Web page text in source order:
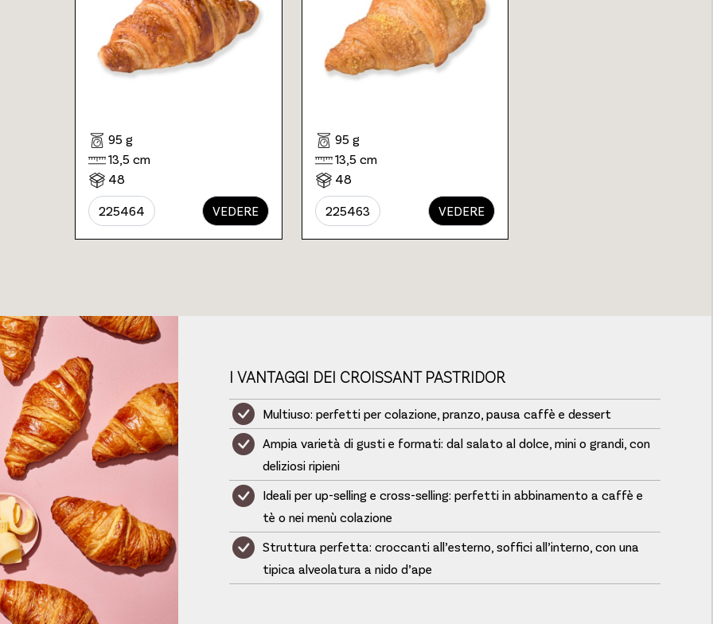
95 g
13,5 cm
48
225464 VEDERE
95 g
13,5 cm
48
225463 VEDERE
I VANTAGGI DEI CROISSANT PASTRIDOR
Multiuso: perfetti per colazione, pranzo, pausa caffè e dessert
Ampia varietà di gusti e formati: dal salato al dolce, mini o grandi, con
deliziosi ripieni
Ideali per up-selling e cross-selling: perfetti in abbinamento a caffè e
tè o nei menù colazione
Struttura perfetta: croccanti all’esterno, soffici all’interno, con una
tipica alveolatura a nido d’ape